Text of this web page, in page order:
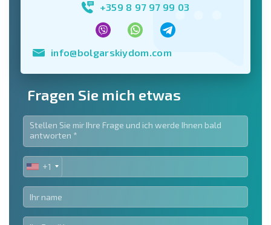
+359 8 97 97 99 03
info@bolgarskiydom.com
Fragen Sie mich etwas
UNITED
STATES
+1
+1